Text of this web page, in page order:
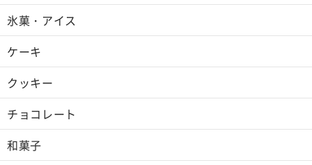
氷菓・アイス
ケーキ
クッキー
チョコレート
和菓子